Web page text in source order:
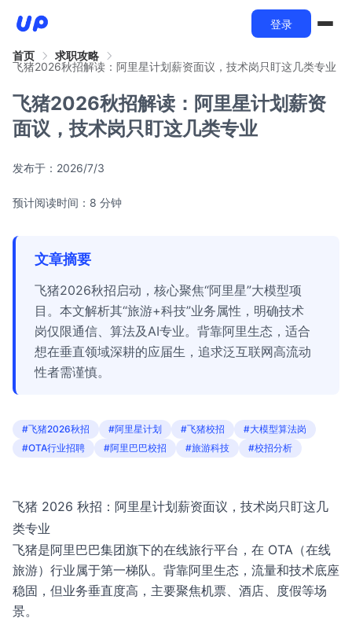
登录
首页
求职攻略
飞猪2026秋招解读：阿里星计划薪资面议，技术岗只盯这几类专业
飞猪2026秋招解读：阿里星计划薪资
面议，技术岗只盯这几类专业
发布于： 2026/7/3
预计阅读时间：8 分钟
文章摘要
飞猪2026秋招启动，核心聚焦“阿里星”大模型项
目。本文解析其“旅游+科技”业务属性，明确技术
岗仅限通信、算法及AI专业。背靠阿里生态，适合
想在垂直领域深耕的应届生，追求泛互联网高流动
性者需谨慎。
#飞猪2026秋招 #阿里星计划 #飞猪校招
#大模型算法岗
#OTA行业招聘
#阿里巴巴校招 #旅游科技 #校招分析
飞猪 2026 秋招：阿里星计划薪资面议，技术岗只盯这几
类专业
飞猪是阿里巴巴集团旗下的在线旅行平台，在 OTA（在线
旅游）行业属于第一梯队。背靠阿里生态，流量和技术底座
稳固，但业务垂直度高，主要聚焦机票、酒店、度假等场
景。